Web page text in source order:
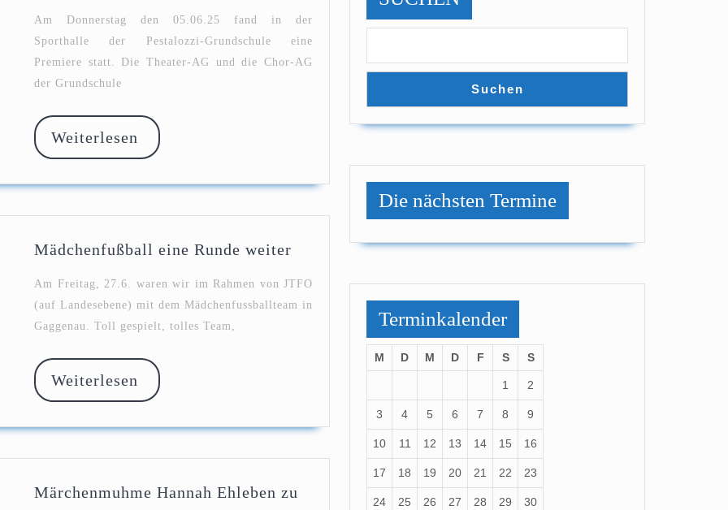
Am Donnerstag den 05.06.25 fand in der
Sporthalle der Pestalozzi-Grundschule eine
Premiere statt. Die Theater-AG und die Chor-AG
der Grundschule
Weiterlesen Weiterlesen
Mädchenfußball eine Runde weiter Mädchenfußball
Runde
weiter
Am Freitag, 27.6. waren wir im Rahmen von JTFO
(auf Landesebene) mit dem Mädchenfussballteam in
Gaggenau. Toll gespielt, tolles Team,
Weiterlesen Weiterlesen
Märchenmuhme Hannah Ehleben zu
Suchen
Die nächsten Termine
Terminkalender
M D M D F S S
1 2
3 4 5 6 7 8 9
10 11 12 13 14 15 16
17 18 19 20 21 22 23
24 25 26 27 28 29 30